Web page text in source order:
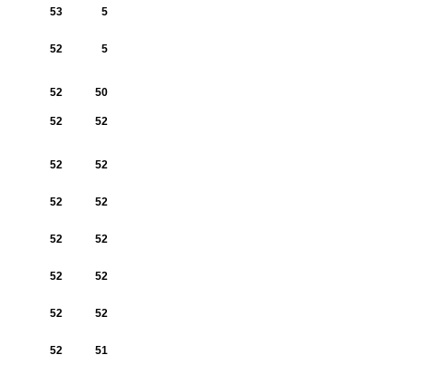
53
5
52
5
52 50
52
52
52
52
52
52
52
52
52
52
52
52
52
51